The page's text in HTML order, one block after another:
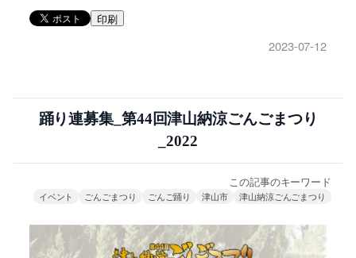
印刷
2023-07-12
踊り連募集_第44回津山納涼ごんごまつり
_2022
この記事のキーワード
イベント ごんごまつり ごんご踊り 津山市 津山納涼ごんごまつり